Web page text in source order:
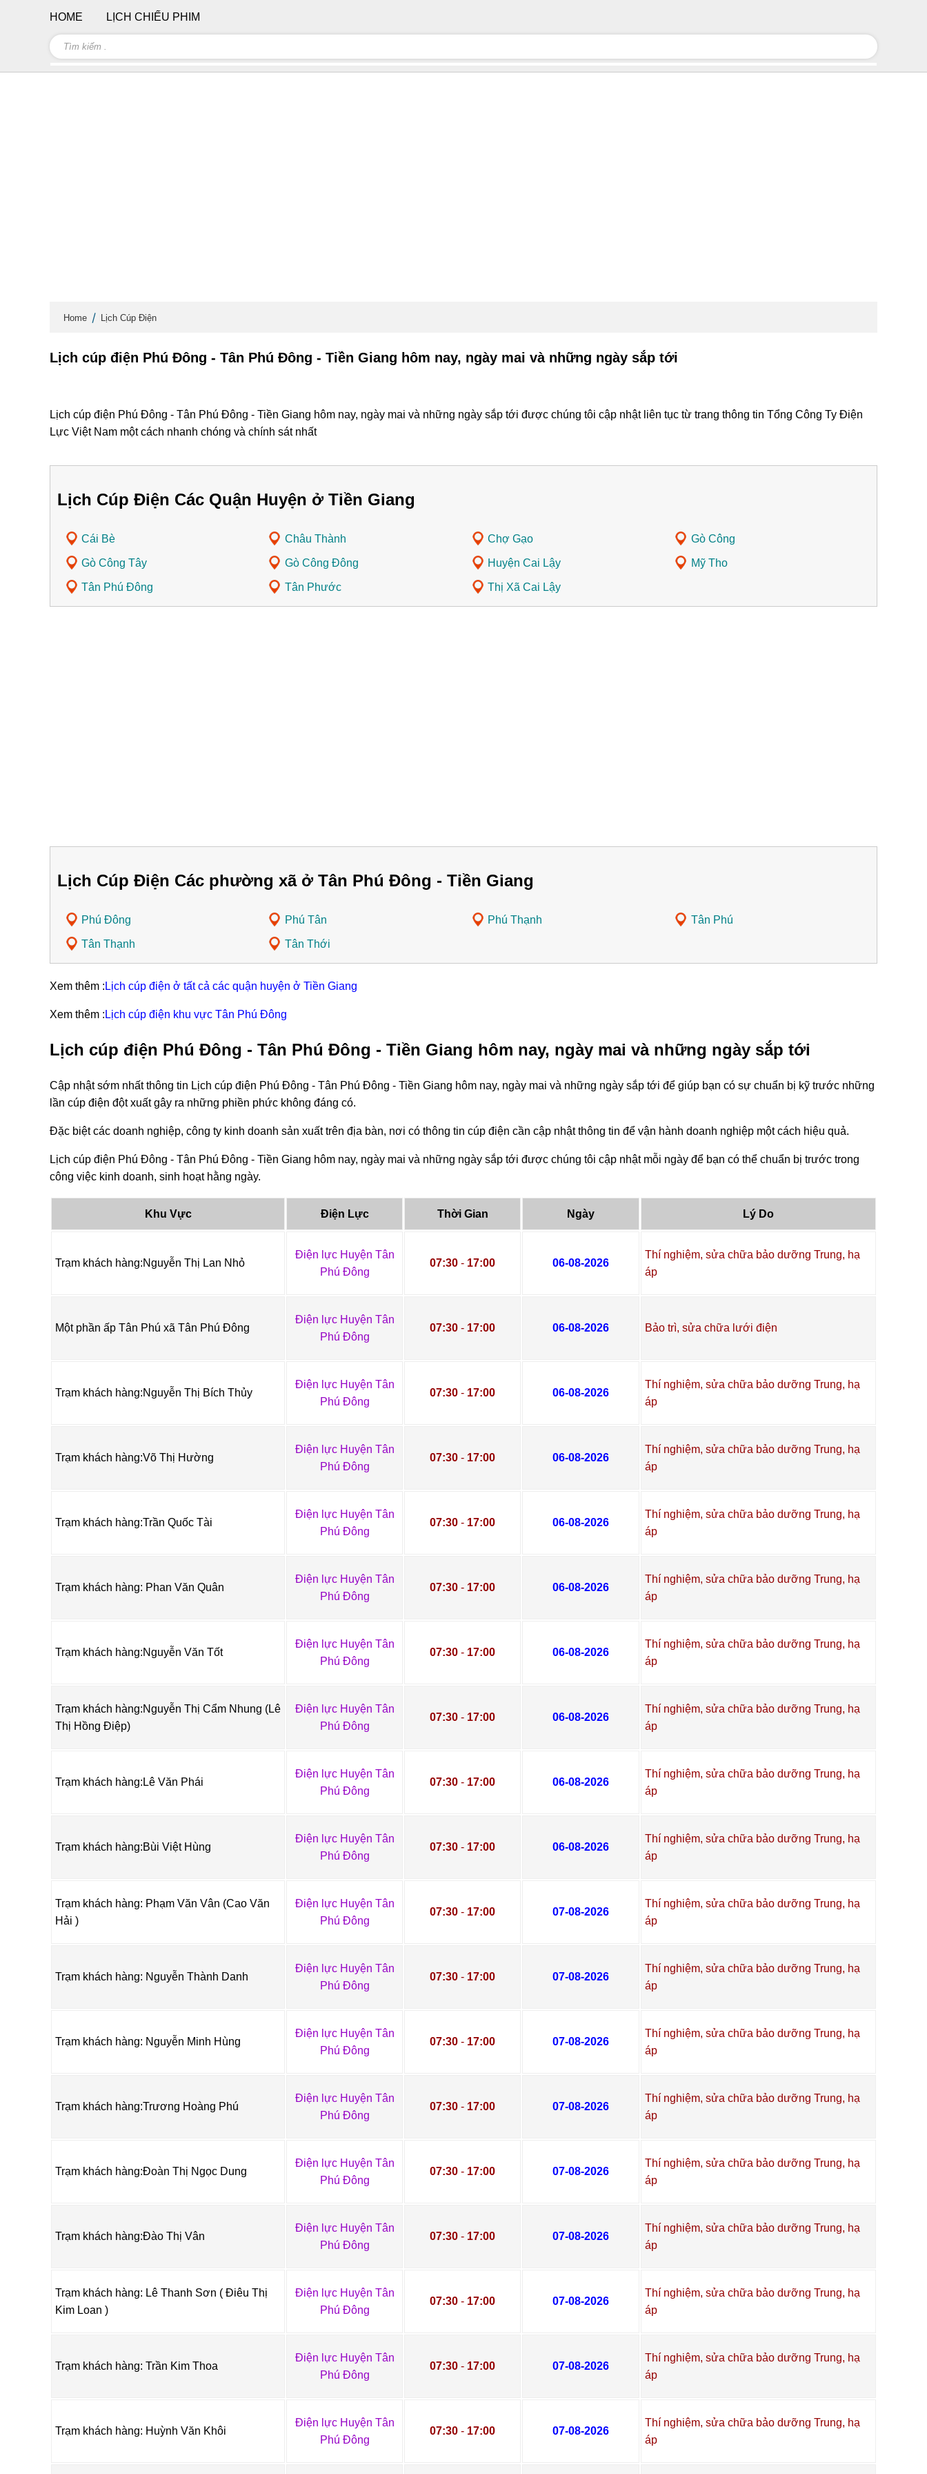
Home Lịch Cúp Điện
Lịch cúp điện Phú Đông - Tân Phú Đông - Tiền Giang hôm nay, ngày mai và những ngày sắp tới
Lịch cúp điện Phú Đông - Tân Phú Đông - Tiền Giang hôm nay, ngày mai và những ngày sắp tới được chúng tôi cập nhật liên tục từ trang thông tin Tổng Công Ty Điện
Lực Việt Nam một cách nhanh chóng và chính sát nhất
Lịch Cúp Điện Các Quận Huyện ở Tiền Giang
Cái Bè Châu Thành Chợ Gạo Gò Công
Gò Công Tây Gò Công Đông Huyện Cai Lậy Mỹ Tho
Tân Phú Đông Tân Phước Thị Xã Cai Lậy
Lịch Cúp Điện Các phường xã ở Tân Phú Đông - Tiền Giang
Phú Đông Phú Tân Phú Thạnh Tân Phú
Tân Thạnh Tân Thới
Xem thêm : Lịch cúp điện ở tất cả các quận huyện ở Tiền Giang
Xem thêm : Lịch cúp điện khu vực Tân Phú Đông
Lịch cúp điện Phú Đông - Tân Phú Đông - Tiền Giang hôm nay, ngày mai và những ngày sắp tới
Cập nhật sớm nhất thông tin Lịch cúp điện Phú Đông - Tân Phú Đông - Tiền Giang hôm nay, ngày mai và những ngày sắp tới để giúp bạn có sự chuẩn bị kỹ trước những
lần cúp điện đột xuất gây ra những phiền phức không đáng có.
Đặc biệt các doanh nghiệp, công ty kinh doanh sản xuất trên địa bàn, nơi có thông tin cúp điện cần cập nhật thông tin để vận hành doanh nghiệp một cách hiệu quả.
Lịch cúp điện Phú Đông - Tân Phú Đông - Tiền Giang hôm nay, ngày mai và những ngày sắp tới được chúng tôi cập nhật mỗi ngày để bạn có thể chuẩn bị trước trong
công việc kinh doanh, sinh hoạt hằng ngày.
Khu Vực Điện Lực Thời Gian Ngày Lý Do
Trạm khách hàng:Nguyễn Thị Lan Nhỏ
Điện lực Huyện Tân
Phú Đông
07:30 - 17:00 06-08-2026
Thí nghiệm, sửa chữa bảo dưỡng Trung, hạ
áp
Một phần ấp Tân Phú xã Tân Phú Đông
Điện lực Huyện Tân
Phú Đông
07:30 - 17:00 06-08-2026 Bảo trì, sửa chữa lưới điện
Trạm khách hàng:Nguyễn Thị Bích Thủy
Điện lực Huyện Tân
Phú Đông
07:30 - 17:00 06-08-2026
Thí nghiệm, sửa chữa bảo dưỡng Trung, hạ
áp
Trạm khách hàng:Võ Thị Hường
Điện lực Huyện Tân
Phú Đông
07:30 - 17:00 06-08-2026
Thí nghiệm, sửa chữa bảo dưỡng Trung, hạ
áp
Trạm khách hàng:Trần Quốc Tài
Điện lực Huyện Tân
Phú Đông
07:30 - 17:00 06-08-2026
Thí nghiệm, sửa chữa bảo dưỡng Trung, hạ
áp
Trạm khách hàng: Phan Văn Quân
Điện lực Huyện Tân
Phú Đông
07:30 - 17:00 06-08-2026
Thí nghiệm, sửa chữa bảo dưỡng Trung, hạ
áp
Trạm khách hàng:Nguyễn Văn Tốt
Điện lực Huyện Tân
Phú Đông
07:30 - 17:00 06-08-2026
Thí nghiệm, sửa chữa bảo dưỡng Trung, hạ
áp
Trạm khách hàng:Nguyễn Thị Cẩm Nhung (Lê
Thị Hồng Điệp)
Điện lực Huyện Tân
Phú Đông
07:30 - 17:00 06-08-2026
Thí nghiệm, sửa chữa bảo dưỡng Trung, hạ
áp
Trạm khách hàng:Lê Văn Phái
Điện lực Huyện Tân
Phú Đông
07:30 - 17:00 06-08-2026
Thí nghiệm, sửa chữa bảo dưỡng Trung, hạ
áp
Trạm khách hàng:Bùi Việt Hùng
Điện lực Huyện Tân
Phú Đông
07:30 - 17:00 06-08-2026
Thí nghiệm, sửa chữa bảo dưỡng Trung, hạ
áp
Trạm khách hàng: Phạm Văn Vân (Cao Văn
Hải )
Điện lực Huyện Tân
Phú Đông
07:30 - 17:00 07-08-2026
Thí nghiệm, sửa chữa bảo dưỡng Trung, hạ
áp
Trạm khách hàng: Nguyễn Thành Danh
Điện lực Huyện Tân
Phú Đông
07:30 - 17:00 07-08-2026
Thí nghiệm, sửa chữa bảo dưỡng Trung, hạ
áp
Trạm khách hàng: Nguyễn Minh Hùng
Điện lực Huyện Tân
Phú Đông
07:30 - 17:00 07-08-2026
Thí nghiệm, sửa chữa bảo dưỡng Trung, hạ
áp
Trạm khách hàng:Trương Hoàng Phú
Điện lực Huyện Tân
Phú Đông
07:30 - 17:00 07-08-2026
Thí nghiệm, sửa chữa bảo dưỡng Trung, hạ
áp
Trạm khách hàng:Đoàn Thị Ngọc Dung
Điện lực Huyện Tân
Phú Đông
07:30 - 17:00 07-08-2026
Thí nghiệm, sửa chữa bảo dưỡng Trung, hạ
áp
Trạm khách hàng:Đào Thị Vân
Điện lực Huyện Tân
Phú Đông
07:30 - 17:00 07-08-2026
Thí nghiệm, sửa chữa bảo dưỡng Trung, hạ
áp
Trạm khách hàng: Lê Thanh Sơn ( Điêu Thị
Kim Loan )
Điện lực Huyện Tân
Phú Đông
07:30 - 17:00 07-08-2026
Thí nghiệm, sửa chữa bảo dưỡng Trung, hạ
áp
Trạm khách hàng: Trần Kim Thoa
Điện lực Huyện Tân
Phú Đông
07:30 - 17:00 07-08-2026
Thí nghiệm, sửa chữa bảo dưỡng Trung, hạ
áp
Trạm khách hàng: Huỳnh Văn Khôi
Điện lực Huyện Tân
Phú Đông
07:30 - 17:00 07-08-2026
Thí nghiệm, sửa chữa bảo dưỡng Trung, hạ
áp
HOME LỊCH CHIẾU PHIM